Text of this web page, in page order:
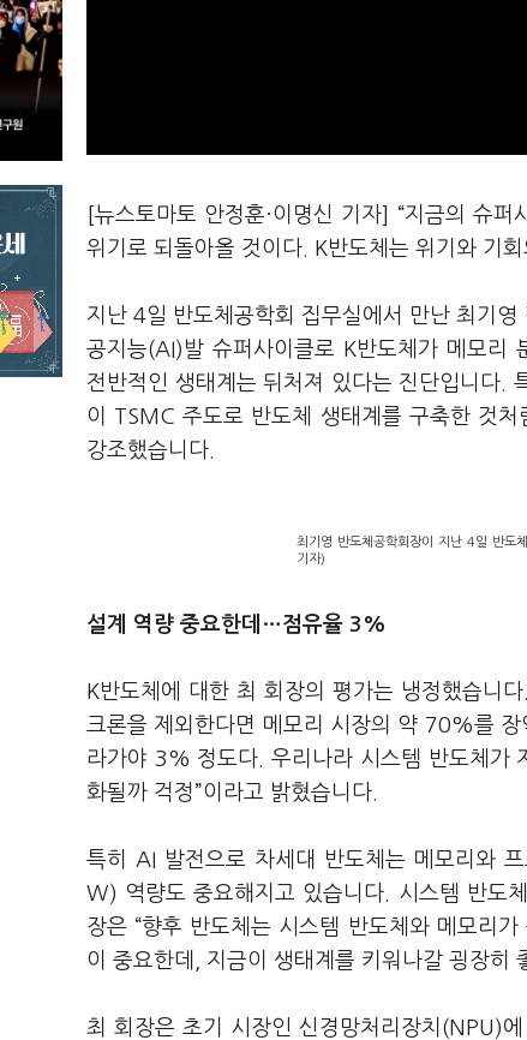
[뉴스토마토 안정훈·이명신 기자] “지금의 슈
위기로 되돌아올 것이다. K반도체는 위기와 기
지난 4일 반도체공학회 집무실에서 만난 최기
공지능(AI)발 슈퍼사이클로 K반도체가 메모리
전반적인 생태계는 뒤처져 있다는 진단입니다.
이 TSMC 주도로 반도체 생태계를 구축한 것처
강조했습니다.
최기영 반도체공학회장이 지난 4일 반도
기자)
설계 역량 중요한데…점유율 3%
K반도체에 대한 최 회장의 평가는 냉정했습니
크론을 제외한다면 메모리 시장의 약 70%를 장
라가야 3% 정도다. 우리나라 시스템 반도체가
화될까 걱정”이라고 밝혔습니다.
특히 AI 발전으로 차세대 반도체는 메모리와
W) 역량도 중요해지고 있습니다. 시스템 반도
장은 “향후 반도체는 시스템 반도체와 메모리
이 중요한데, 지금이 생태계를 키워나갈 굉장히
최 회장은 초기 시장인 신경망처리장치(NPU)